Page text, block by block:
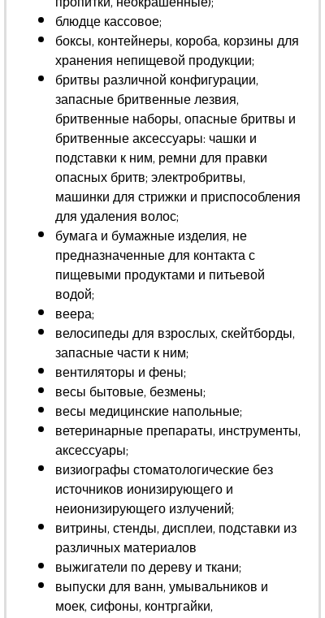
блюдце кассовое;
боксы, контейнеры, короба, корзины для
хранения непищевой продукции;
бритвы различной конфигурации,
запасные бритвенные лезвия,
бритвенные наборы, опасные бритвы и
бритвенные аксессуары: чашки и
подставки к ним, ремни для правки
опасных бритв; электробритвы,
машинки для стрижки и приспособления
для удаления волос;
бумага и бумажные изделия, не
предназначенные для контакта с
пищевыми продуктами и питьевой
водой;
веера;
велосипеды для взрослых, скейтборды,
запасные части к ним;
вентиляторы и фены;
весы бытовые, безмены;
весы медицинские напольные;
ветеринарные препараты, инструменты,
аксессуары;
визиографы стоматологические без
источников ионизирующего и
неионизирующего излучений;
витрины, стенды, дисплеи, подставки из
различных материалов
выжигатели по дереву и ткани;
выпуски для ванн, умывальников и
моек, сифоны, контргайки,